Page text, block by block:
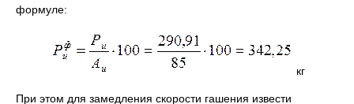
формуле:
кг
При этом для замедления скорости гашения извести